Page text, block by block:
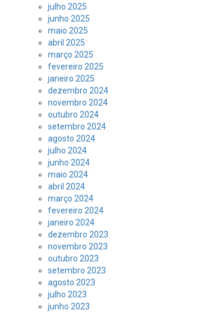
julho 2025
junho 2025
maio 2025
abril 2025
março 2025
fevereiro 2025
janeiro 2025
dezembro 2024
novembro 2024
outubro 2024
setembro 2024
agosto 2024
julho 2024
junho 2024
maio 2024
abril 2024
março 2024
fevereiro 2024
janeiro 2024
dezembro 2023
novembro 2023
outubro 2023
setembro 2023
agosto 2023
julho 2023
junho 2023